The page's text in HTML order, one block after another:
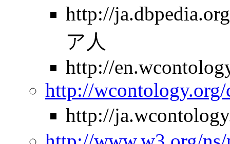
http://
ア人
http://
http://wcontology.org/
http://